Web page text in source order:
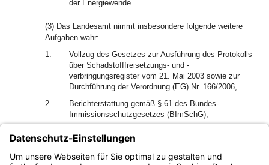
der Energiewende.
(3) Das Landesamt nimmt insbesondere folgende weitere
Aufgaben wahr:
1.
Vollzug des Gesetzes zur Ausführung des Protokolls
über Schadstofffreisetzungs- und -
verbringungsregister vom 21. Mai 2003 sowie zur
Durchführung der Verordnung (EG) Nr. 166/2006,
2.
Berichterstattung gemäß § 61 des Bundes-
Immissionsschutzgesetzes (BImSchG),
Emissionshandelsgesetzes bei
genehmigungsbedürftigen Anlagen nach § 4 Abs. 1